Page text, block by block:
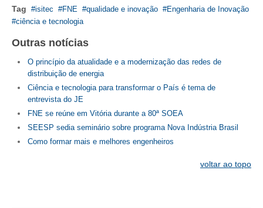
Tag isitec FNE qualidade e inovação
Engenharia de Inovação
ciência e tecnologia
Outras notícias
O princípio da atualidade e a modernização das redes de
distribuição de energia
Ciência e tecnologia para transformar o País é tema de
entrevista do JE
FNE se reúne em Vitória durante a 80ª SOEA
SEESP sedia seminário sobre programa Nova Indústria Brasil
Como formar mais e melhores engenheiros
voltar ao topo